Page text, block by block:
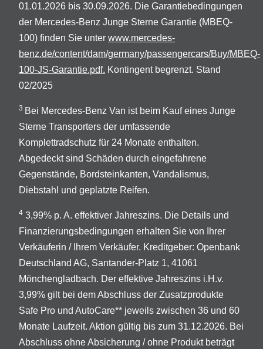
01.01.2026 bis 30.09.2026. Die Garantiebedingungen
der Mercedes-Benz Junge Sterne Garantie (MBEQ-
100) finden Sie unter www.mercedes-
benz.de/content/dam/germany/passengercars/Buy/MBEQ-
100-JS-Garantie.pdf. Kontingent begrenzt. Stand
02/2025
3 Bei Mercedes-Benz Van ist beim Kauf eines Junge
Sterne Transporters der umfassende
Komplettradschutz für 24 Monate enthalten.
Abgedeckt sind Schäden durch eingefahrene
Gegenstände, Bordsteinkanten, Vandalismus,
Diebstahl und geplatzte Reifen.
4 3,99% p. A. effektiver Jahreszins. Die Details und
Finanzierungsbedingungen erhalten Sie von Ihrer
Verkäuferin / Ihrem Verkäufer. Kreditgeber: Openbank
Deutschland AG, Santander-Platz 1, 41061
Mönchengladbach. Der effektive Jahreszins i.H.v.
3,99% gilt bei dem Abschluss der Zusatzprodukte
Safe Pro und AutoCare** jeweils zwischen 36 und 60
Monate Laufzeit. Aktion gültig bis zum 31.12.2026. Bei
Abschluss ohne Absicherung / ohne Produkt beträgt